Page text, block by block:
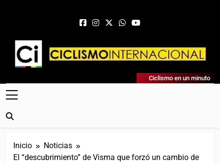
Ciclismo Internacional
Web Dedicada Al Ciclismo Mundial. Entrevistas, Análisis,
Crónicas, Previas Y Más. La Web Ciclista De Referencia.
Ciclismo en un minuto
Inicio
Noticias
El “descubrimiento” de Visma que forzó un cambio de